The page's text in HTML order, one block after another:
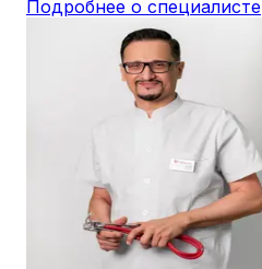
Подробнее о специалисте